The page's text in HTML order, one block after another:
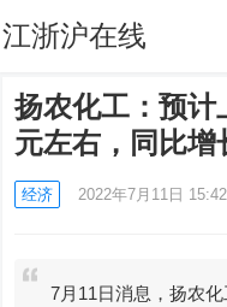
江浙沪在线
扬农化工：预计
元左右，同比增
经济 2022年7月11日 15:42
7月11日消息，扬农